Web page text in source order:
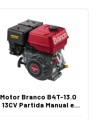
Motor Branco B4T-13.0
13CV Partida Manual e